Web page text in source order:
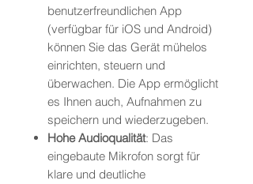
benutzerfreundlichen App
(verfügbar für iOS und Android)
können Sie das Gerät mühelos
einrichten, steuern und
überwachen. Die App ermöglicht
es Ihnen auch, Aufnahmen zu
speichern und wiederzugeben.
Hohe Audioqualität: Das
eingebaute Mikrofon sorgt für
klare und deutliche